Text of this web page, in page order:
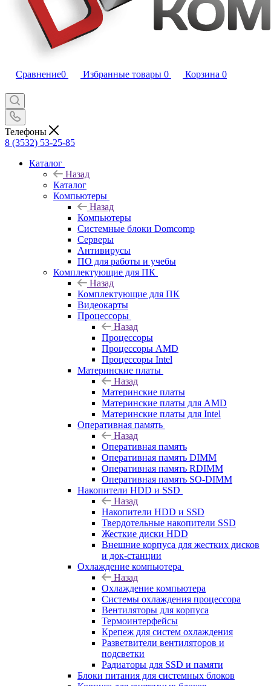
Сравнение0 Избранные товары 0 Корзина 0
Телефоны
8 (3532) 53-25-85
Каталог
Назад
Каталог
Компьютеры
Назад
Компьютеры
Системные блоки Domcomp
Серверы
Антивирусы
ПО для работы и учебы
Комплектующие для ПК
Назад
Комплектующие для ПК
Видеокарты
Процессоры
Назад
Процессоры
Процессоры AMD
Процессоры Intel
Материнские платы
Назад
Материнские платы
Материнские платы для AMD
Материнские платы для Intel
Оперативная память
Назад
Оперативная память
Оперативная память DIMM
Оперативная память RDIMM
Оперативная память SO-DIMM
Накопители HDD и SSD
Назад
Накопители HDD и SSD
Твердотельные накопители SSD
Жесткие диски HDD
Внешние корпуса для жестких дисков
и док-станции
Охлаждение компьютера
Назад
Охлаждение компьютера
Системы охлаждения процессора
Вентиляторы для корпуса
Термоинтерфейсы
Крепеж для систем охлаждения
Разветвители вентиляторов и
подсветки
Радиаторы для SSD и памяти
Блоки питания для системных блоков